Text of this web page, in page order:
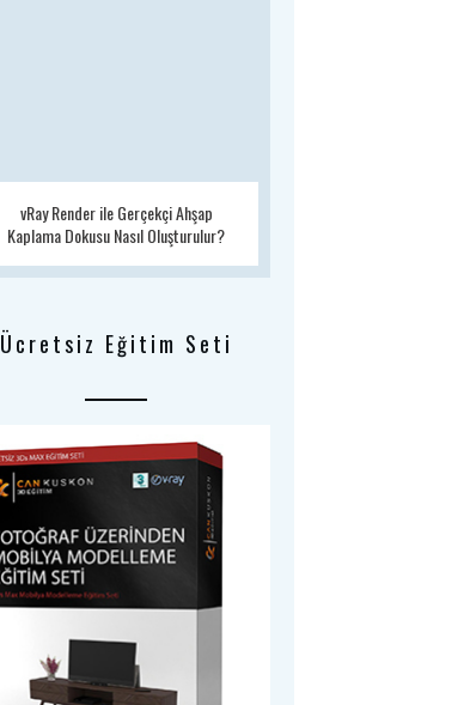
vRay Render ile Gerçekçi Ahşap
Kaplama Dokusu Nasıl Oluşturulur?
Ücretsiz Eğitim Seti